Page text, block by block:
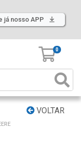
já nosso APP
0
VOLTAR